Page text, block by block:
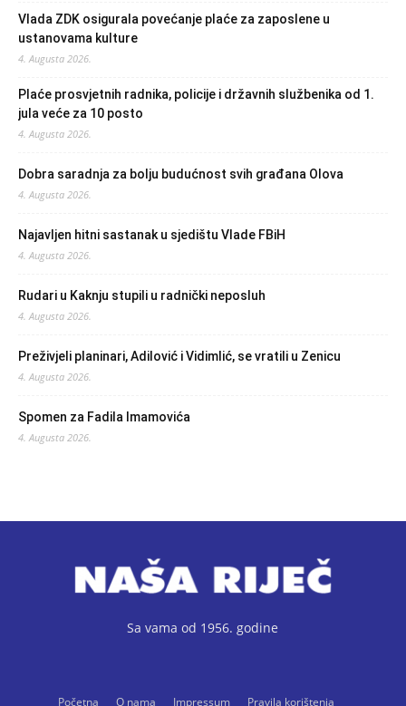
Vlada ZDK osigurala povećanje plaće za zaposlene u
ustanovama kulture
4. Augusta 2026.
Plaće prosvjetnih radnika, policije i državnih službenika od 1.
jula veće za 10 posto
4. Augusta 2026.
Dobra saradnja za bolju budućnost svih građana Olova
4. Augusta 2026.
Najavljen hitni sastanak u sjedištu Vlade FBiH
4. Augusta 2026.
Rudari u Kaknju stupili u radnički neposluh
4. Augusta 2026.
Preživjeli planinari, Adilović i Vidimlić, se vratili u Zenicu
4. Augusta 2026.
Spomen za Fadila Imamovića
4. Augusta 2026.
Sa vama od 1956. godine
Početna O nama Impressum Pravila korištenja